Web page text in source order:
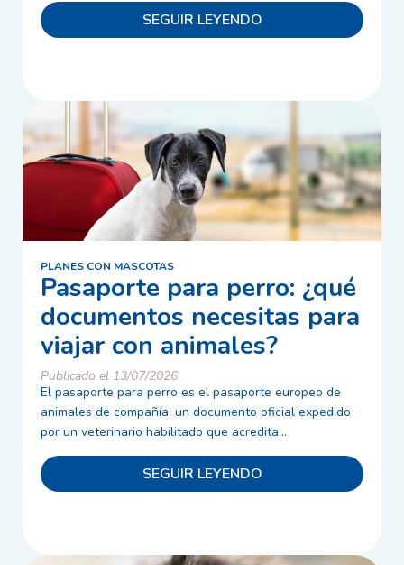
SEGUIR LEYENDO
PLANES CON MASCOTAS
Pasaporte para perro: ¿qué
documentos necesitas para
viajar con animales?
Publicado el 13/07/2026
El pasaporte para perro es el pasaporte europeo de
animales de compañía: un documento oficial expedido
por un veterinario habilitado que acredita...
SEGUIR LEYENDO